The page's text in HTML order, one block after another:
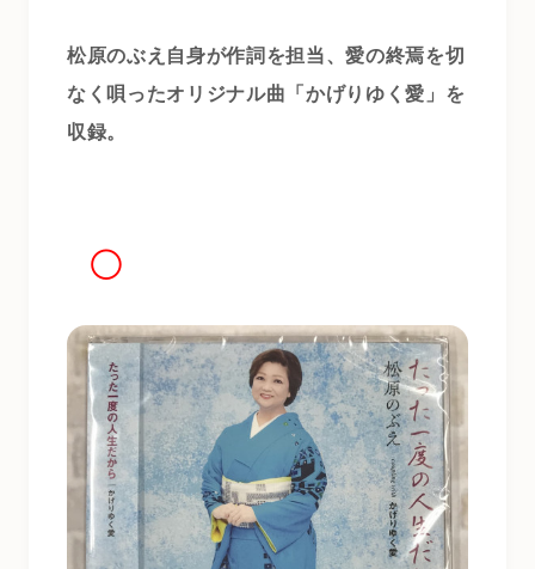
松原のぶえ自身が作詞を担当、愛の終焉を切
なく唄ったオリジナル曲「かげりゆく愛」を
収録。
◯